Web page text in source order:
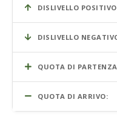
DISLIVELLO
DISLIVELLO
QUOTA DI
QUOTA DI ARRIVO: